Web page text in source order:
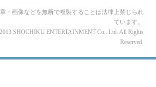
・画像などを無断で複製することは法律上禁じられ
ています。
SHOCHIKU ENTERTAINMENT Co,. Ltd. All Rights
Reserved.